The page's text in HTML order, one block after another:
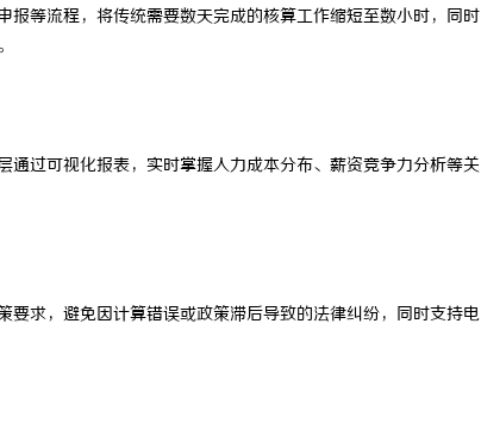
等流程，将传统需要数天完成的核算工作缩短至数小时，同时
过可视化报表，实时掌握人力成本分布、薪资竞争力分析等关
求，避免因计算错误或政策滞后导致的法律纠纷，同时支持电